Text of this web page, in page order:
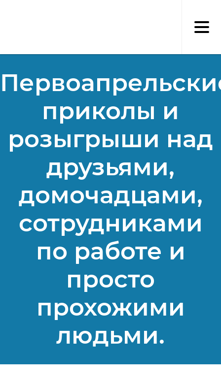
приколы и
розыгрыши над
друзьями,
домочадцами,
сотрудниками
по работе и
просто
прохожими
людьми.